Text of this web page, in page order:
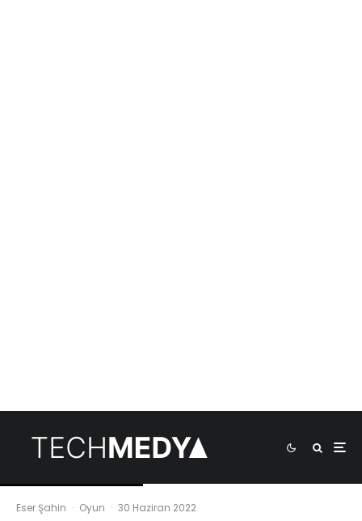
Eser Şahin · Oyun · 30 Haziran 2022